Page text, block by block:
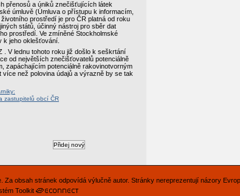
přenosů a úniků znečišťujících látek
úmluvě (Úmluva o přístupu k informacím,
prostředí je pro ČR platná od roku
států, účinný nástroj pro sběr dat
prostředí. Ve zmíněné Stockholmské
k jeho oklešťování.
. V lednu tohoto roku již došlo k seškrtání
od největších znečišťovatelů potenciálně
zapáchajícím potenciálně rakovinotvorným
než polovina údajů a výrazně by se tak
zastupitelů obcí ČR
obsah stránek odpovídá výlučně autor. Stránky nereprezentují názory
Toolkit